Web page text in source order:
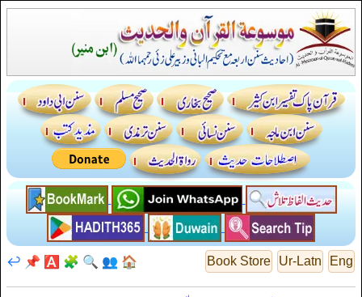
Eng
Ur-Latn
Book Store
🏠
👥
🔍
🧩
🅰️
📌
↩️